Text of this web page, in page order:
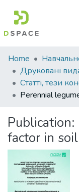
Communities
&
Collections
Statistics
Home
Publication:
factor in